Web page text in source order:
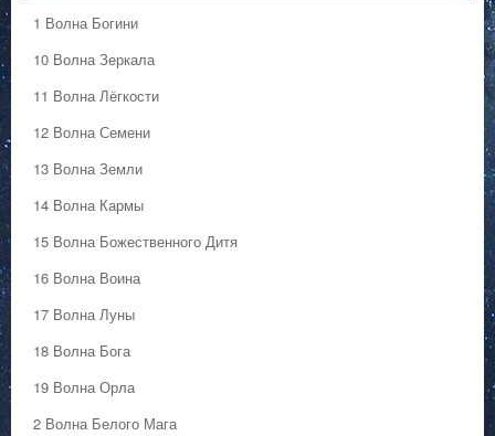
1 Волна Богини
10 Волна Зеркала
11 Волна Лёгкости
12 Волна Семени
13 Волна Земли
14 Волна Кармы
15 Волна Божественного Дитя
16 Волна Воина
17 Волна Луны
18 Волна Бога
19 Волна Орла
2 Волна Белого Мага